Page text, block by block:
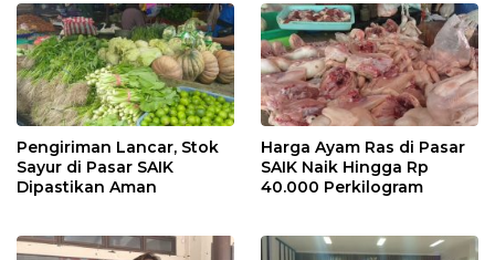
Pengiriman Lancar, Stok
Sayur di Pasar SAIK
Dipastikan Aman
Harga Ayam Ras di Pasar
SAIK Naik Hingga Rp
40.000 Perkilogram